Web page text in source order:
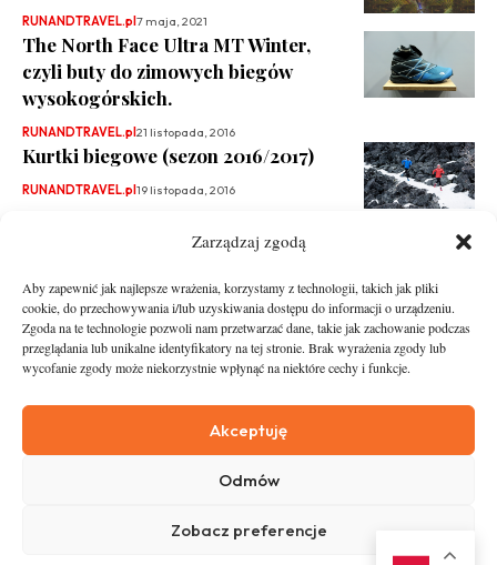
Zarządzaj zgodą
Aby zapewnić jak najlepsze wrażenia, korzystamy z technologii, takich jak pliki
cookie, do przechowywania i/lub uzyskiwania dostępu do informacji o urządzeniu.
Zgoda na te technologie pozwoli nam przetwarzać dane, takie jak zachowanie podczas
przeglądania lub unikalne identyfikatory na tej stronie. Brak wyrażenia zgody lub
wycofanie zgody może niekorzystnie wpłynąć na niektóre cechy i funkcje.
Akceptuję
Odmów
Zobacz preferencje
RUNANDTRAVEL.pl7 maja, 2021
The North Face Ultra MT Winter,
czyli buty do zimowych biegów
wysokogórskich.
RUNANDTRAVEL.pl21 listopada, 2016
Kurtki biegowe (sezon 2016/2017)
RUNANDTRAVEL.pl19 listopada, 2016
Asfalt
O nas
Zostań Patronem
Kontakt